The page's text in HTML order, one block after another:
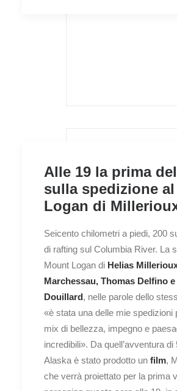
Alle 19 la prima
sulla spedizione
Logan di
Seicento chilometri a piedi, 200
di rafting sul Columbia River. La
Mount Logan di Helias
Marchessau, Thomas Delfino
Douillard, nelle parole dello
«è stata una delle mie spedizioni
mix di bellezza, impegno e
incredibili». Da quell’avventura di
Alaska è stato prodotto un film,
che verrà proiettato per la prima